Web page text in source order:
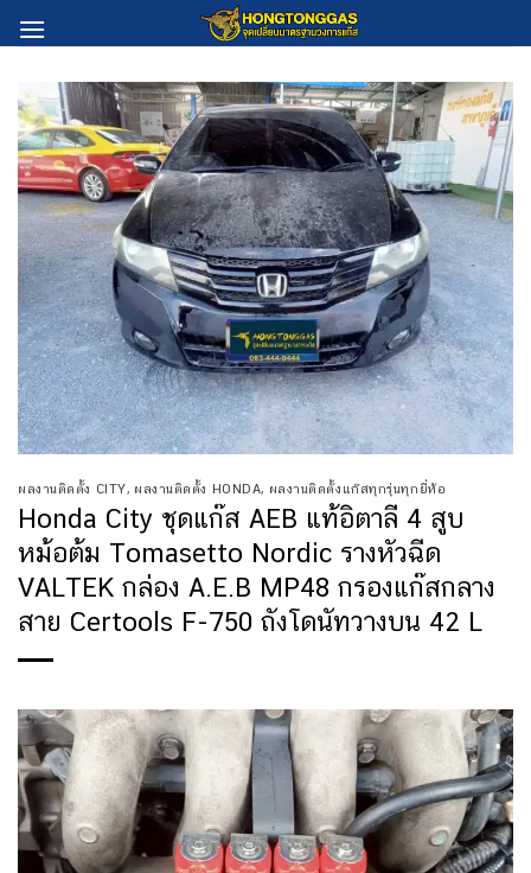
to
ผลงานติดตั้ง CITY, ผลงานติดตั้ง HONDA, ผลงานติดตั้งแก๊สทุกรุ่นทุกยี่ห้อ
Honda City ชุดแก๊ส AEB แท้อิตาลี 4 สูบ
หม้อต้ม Tomasetto Nordic รางหัวฉีด
VALTEK กล่อง A.E.B MP48 กรองแก๊สกลาง
สาย Certools F-750 ถังโดนัทวางบน 42 L